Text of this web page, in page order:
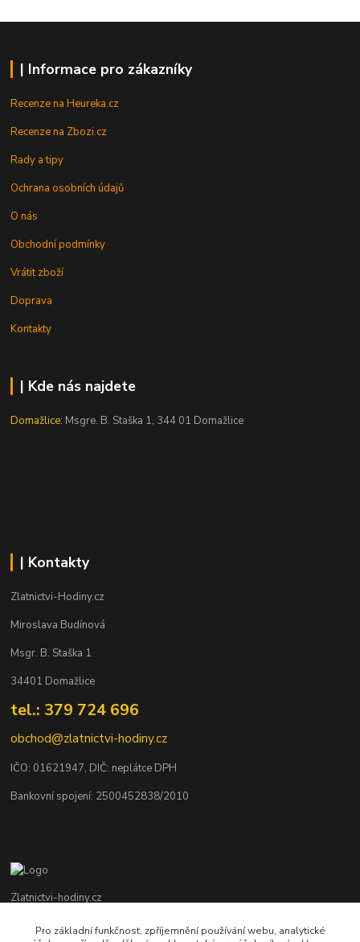
| Informace pro zákazníky
Recenze na Heureka.cz
Recenze na Zbozi.cz
Rady a tipy
Ochrana osobních údajů
O nás
Obchodní podmínky
Vrátit zboží
Doprava
Kontakty
| Kde nás najdete
Domažlice: Msgre. B. Staška 1, 344 01 Domažlice
| Kontakty
Zlatnictvi-Hodiny.cz
Miroslava Budínová
Msgr. B. Staška 1
34401 Domažlice
tel.: 379 724 696
obchod@zlatnictvi-hodiny.cz
IČO: 01621947, DIČ: neplátce DPH
Bankovní spojení: 2500452838/2010
Zlatnictvi-hodiny.cz
+420 379 492 545
Pro základní funkčnost, zpříjemnění používání webu, analytické